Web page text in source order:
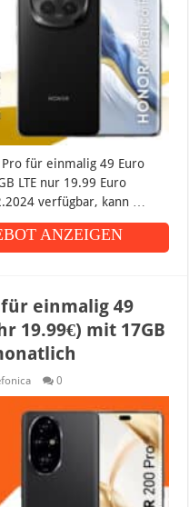
Pro für einmalig 49 Euro
LTE nur 19.99 Euro
verfügbar, kann …
ANZEIGEN
für einmalig 49
19.99€) mit 17GB
0